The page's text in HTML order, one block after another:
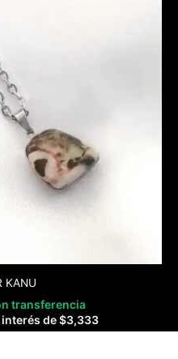
KANU
transferencia
de$3,333